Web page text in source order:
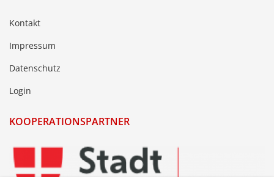
Kontakt
Impressum
Datenschutz
Login
KOOPERATIONSPARTNER